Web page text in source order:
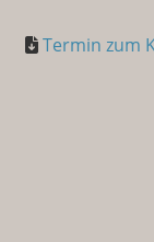
Termin zum